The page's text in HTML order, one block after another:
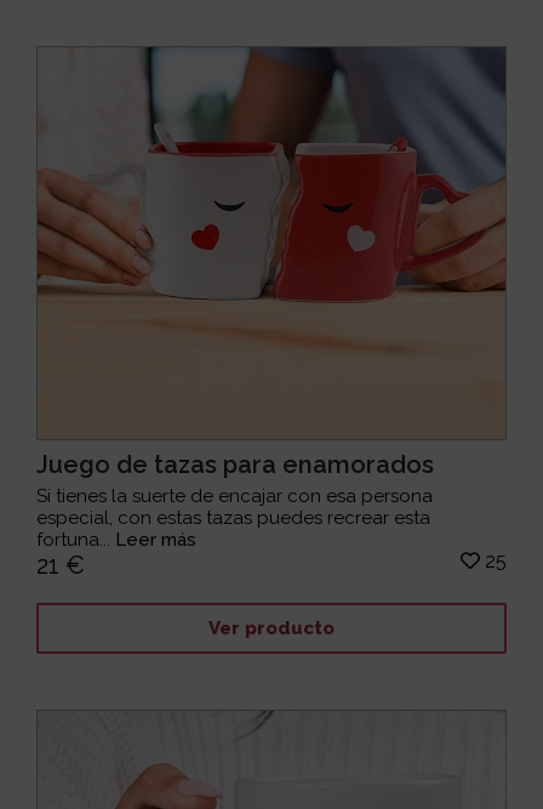
Juego de tazas para enamorados
Si tienes la suerte de encajar con esa persona
especial, con estas tazas puedes recrear esta
fortuna... Leer más
21 € 25
Ver producto